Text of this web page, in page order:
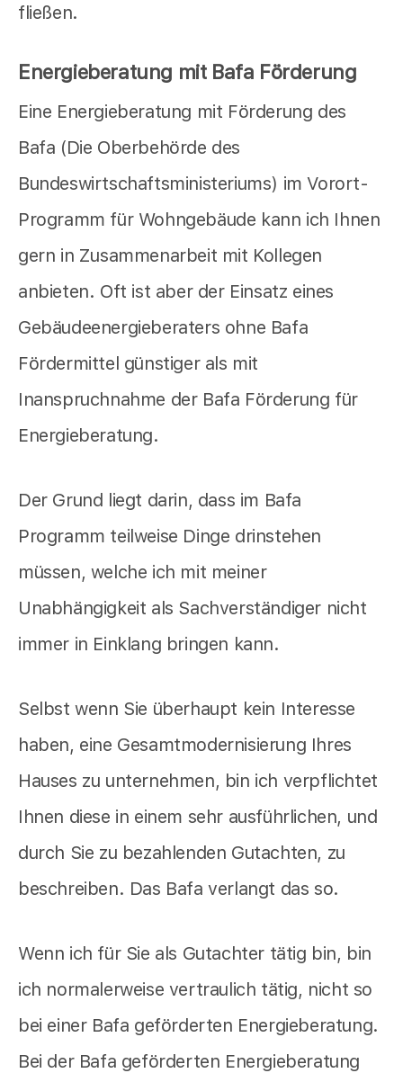
fließen.
Energieberatung mit Bafa Förderung
Eine Energieberatung mit Förderung des
Bafa (Die Oberbehörde des
Bundeswirtschaftsministeriums) im Vorort-
Programm für Wohngebäude kann ich Ihnen
gern in Zusammenarbeit mit Kollegen
anbieten. Oft ist aber der Einsatz eines
Gebäudeenergieberaters ohne Bafa
Fördermittel günstiger als mit
Inanspruchnahme der Bafa Förderung für
Energieberatung.
Der Grund liegt darin, dass im Bafa
Programm teilweise Dinge drinstehen
müssen, welche ich mit meiner
Unabhängigkeit als Sachverständiger nicht
immer in Einklang bringen kann.
Selbst wenn Sie überhaupt kein Interesse
haben, eine Gesamtmodernisierung Ihres
Hauses zu unternehmen, bin ich verpflichtet
Ihnen diese in einem sehr ausführlichen, und
durch Sie zu bezahlenden Gutachten, zu
beschreiben. Das Bafa verlangt das so.
Wenn ich für Sie als Gutachter tätig bin, bin
ich normalerweise vertraulich tätig, nicht so
bei einer Bafa geförderten Energieberatung.
Bei der Bafa geförderten Energieberatung